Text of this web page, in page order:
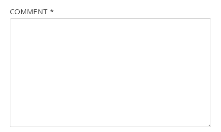
COMMENT *